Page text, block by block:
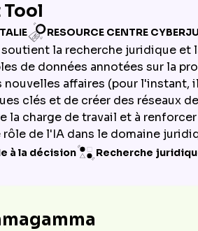
Tool
RESOURCE CENTRE
soutient la recherche juridique
de données annotées sur la
nouvelles affaires (pour
clés et de créer des réseaux
la charge de travail et à
de l'IA dans le domaine
à la décision Recherche